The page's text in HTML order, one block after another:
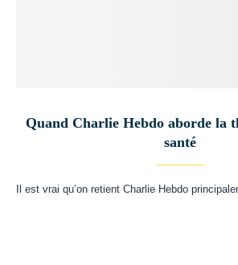
Quand Charlie Hebdo aborde la
santé
Il est vrai qu’on retient Charlie Hebdo